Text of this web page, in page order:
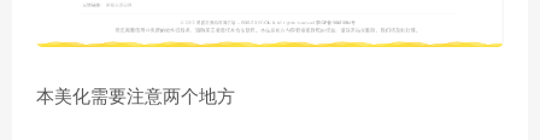
本美化需要注意两个地方